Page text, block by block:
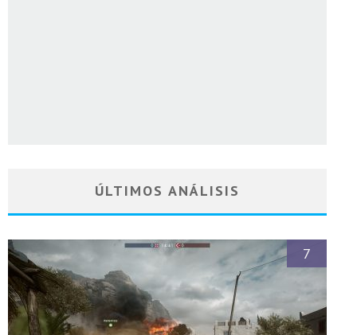
ÚLTIMOS ANÁLISIS
7